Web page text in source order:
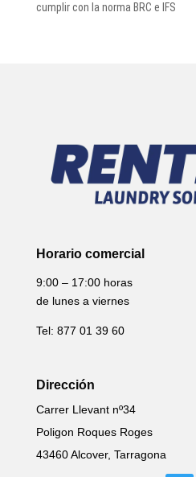
cumplir con la norma BRC e IFS
Horario comercial
9:00 – 17:00 horas
de lunes a viernes
Tel: 877 01 39 60
Dirección
Carrer Llevant nº34
Poligon Roques Roges
43460 Alcover, Tarragona